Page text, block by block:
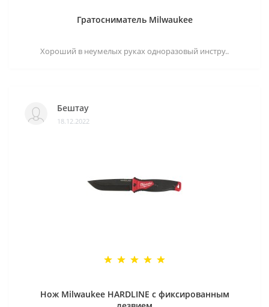
Гратосниматель Milwaukee
Хороший в неумелых руках одноразовый инстру..
Бештау
18.12.2022
Нож Milwaukee HARDLINE с фиксированным